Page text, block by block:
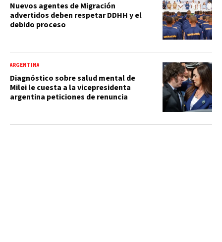
Nuevos agentes de Migración
advertidos deben respetar DDHH y el
debido proceso
ARGENTINA
Diagnóstico sobre salud mental de
Milei le cuesta a la vicepresidenta
argentina peticiones de renuncia